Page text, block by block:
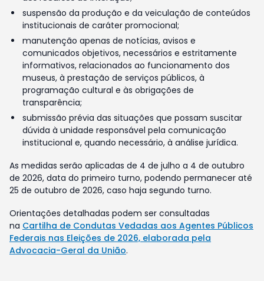
suspensão da produção e da veiculação de conteúdos
institucionais de caráter promocional;
manutenção apenas de notícias, avisos e
comunicados objetivos, necessários e estritamente
informativos, relacionados ao funcionamento dos
museus, à prestação de serviços públicos, à
programação cultural e às obrigações de
transparência;
submissão prévia das situações que possam suscitar
dúvida à unidade responsável pela comunicação
institucional e, quando necessário, à análise jurídica.
As medidas serão aplicadas de 4 de julho a 4 de outubro
de 2026, data do primeiro turno, podendo permanecer até
25 de outubro de 2026, caso haja segundo turno.
Orientações detalhadas podem ser consultadas
na Cartilha de Condutas Vedadas aos Agentes Públicos
Federais nas Eleições de 2026, elaborada pela
Advocacia-Geral da União.